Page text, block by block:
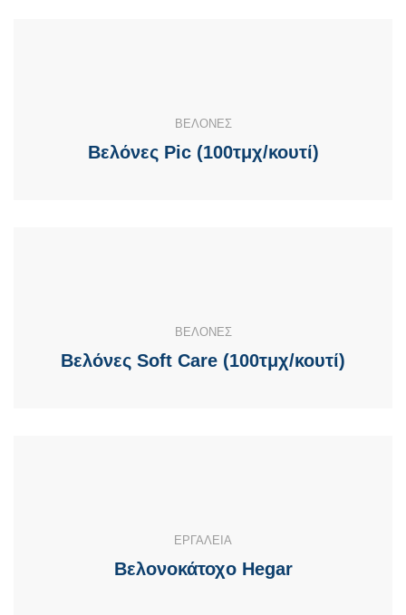
ΒΕΛΟΝΕΣ
Βελόνες Pic (100τμχ/κουτί)
ΒΕΛΟΝΕΣ
Βελόνες Soft Care (100τμχ/κουτί)
ΕΡΓΑΛΕΙΑ
Βελονοκάτοχo Hegar